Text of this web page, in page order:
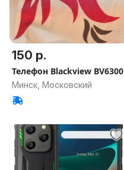
150 р.
Телефон Blackview BV6300
Минск, Московский